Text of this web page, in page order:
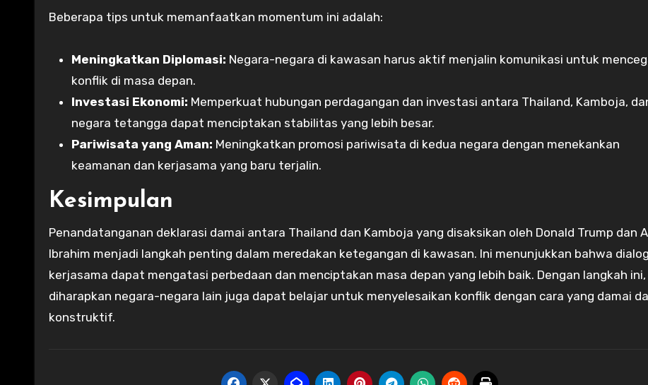
Beberapa tips untuk memanfaatkan momentum ini adalah:
Meningkatkan Diplomasi: Negara-negara di kawasan harus aktif menjalin komunikasi untuk
konflik di masa depan.
Investasi Ekonomi: Memperkuat hubungan perdagangan dan investasi antara Thailand, Kamboja,
negara tetangga dapat menciptakan stabilitas yang lebih besar.
Pariwisata yang Aman: Meningkatkan promosi pariwisata di kedua negara dengan menekankan
keamanan dan kerjasama yang baru terjalin.
Kesimpulan
Penandatanganan deklarasi damai antara Thailand dan Kamboja yang disaksikan oleh Donald Trump dan
Ibrahim menjadi langkah penting dalam meredakan ketegangan di kawasan. Ini menunjukkan bahwa
kerjasama dapat mengatasi perbedaan dan menciptakan masa depan yang lebih baik. Dengan langkah ini,
diharapkan negara-negara lain juga dapat belajar untuk menyelesaikan konflik dengan cara yang damai
konstruktif.